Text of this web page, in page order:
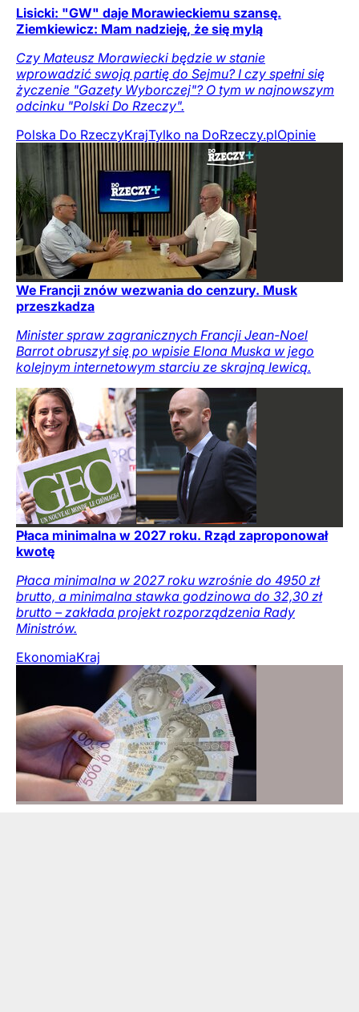
Lisicki: "GW" daje Morawieckiemu szansę.
Ziemkiewicz: Mam nadzieję, że się mylą
Czy Mateusz Morawiecki będzie w stanie
wprowadzić swoją partię do Sejmu? I czy spełni się
życzenie "Gazety Wyborczej"? O tym w najnowszym
odcinku "Polski Do Rzeczy".
Polska Do RzeczyKrajTylko na DoRzeczy.plOpinie
We Francji znów wezwania do cenzury. Musk
przeszkadza
Minister spraw zagranicznych Francji Jean-Noel
Barrot obruszył się po wpisie Elona Muska w jego
kolejnym internetowym starciu ze skrajną lewicą.
Płaca minimalna w 2027 roku. Rząd zaproponował
kwotę
Płaca minimalna w 2027 roku wzrośnie do 4950 zł
brutto, a minimalna stawka godzinowa do 32,30 zł
brutto – zakłada projekt rozporządzenia Rady
Ministrów.
EkonomiaKraj